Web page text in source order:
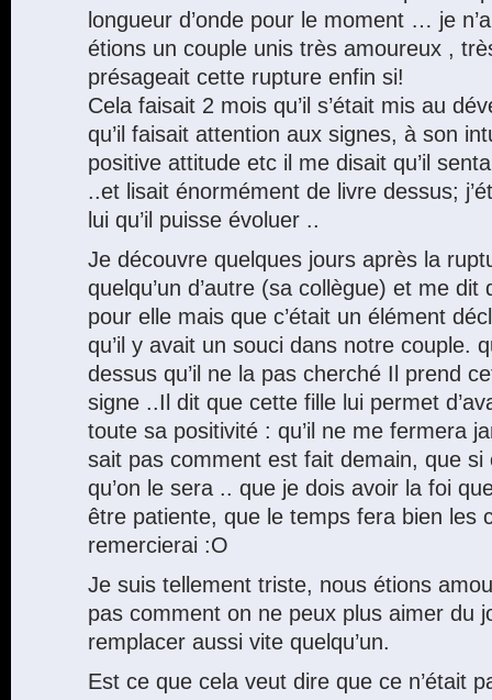
longueur d’onde pour le moment … je
étions un couple unis très amoureux ,
présageait cette rupture enfin si!
Cela faisait 2 mois qu’il s’était mis au
qu’il faisait attention aux signes, à son
positive attitude etc il me disait qu’il
..et lisait énormément de livre dessus;
lui qu’il puisse évoluer ..
Je découvre quelques jours après la
quelqu’un d’autre (sa collègue) et me dit
pour elle mais que c’était un élément
qu’il y avait un souci dans notre couple.
dessus qu’il ne la pas cherché Il prend
signe ..Il dit que cette fille lui permet
toute sa positivité : qu’il ne me fermera
sait pas comment est fait demain, que si
qu’on le sera .. que je dois avoir la foi
être patiente, que le temps fera bien les
remercierai :O
Je suis tellement triste, nous étions
pas comment on ne peux plus aimer du
remplacer aussi vite quelqu’un.
Est ce que cela veut dire que ce n’était